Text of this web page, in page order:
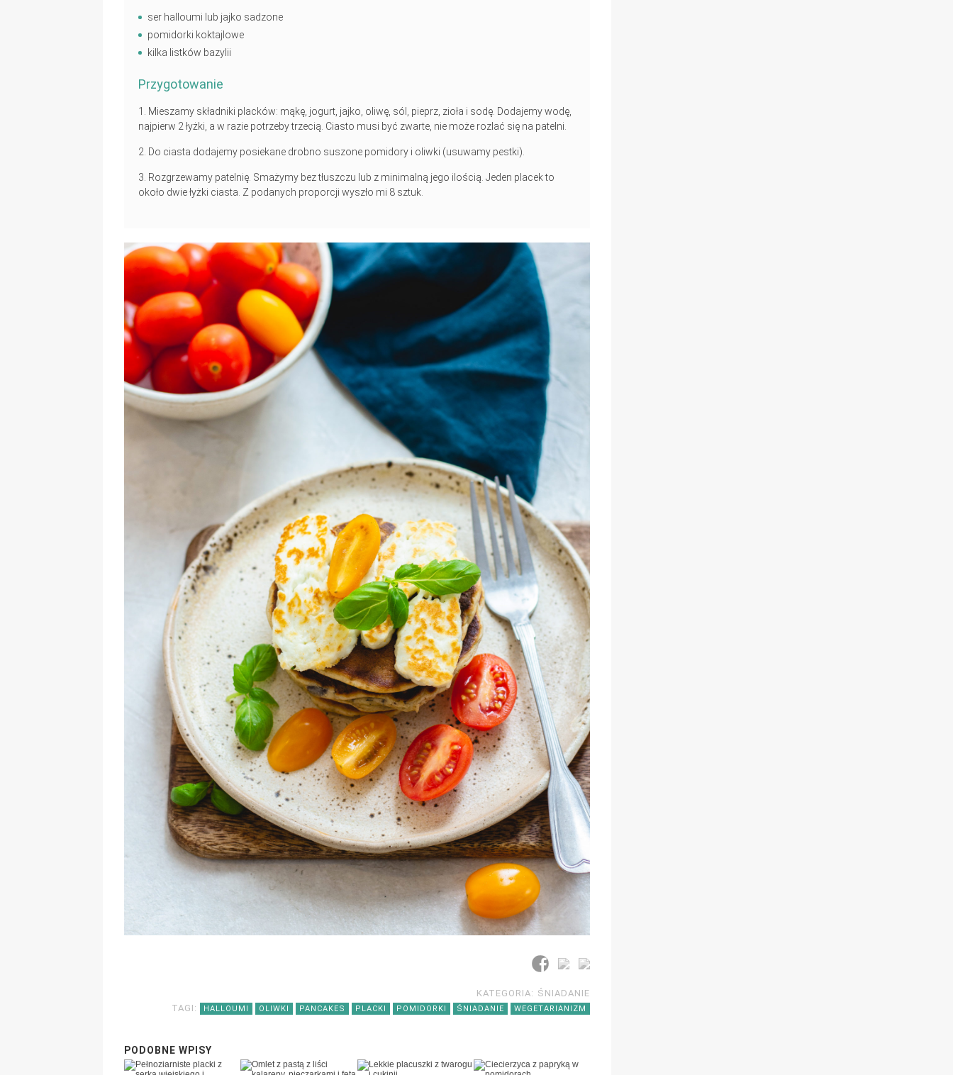
ser halloumi lub jajko sadzone
pomidorki koktajlowe
kilka listków bazylii
Przygotowanie
Mieszamy składniki placków: mąkę, jogurt, jajko, oliwę, sól, pieprz, zioła i sodę. Dodajemy wodę,
najpierw 2 łyżki, a w razie potrzeby trzecią. Ciasto musi być zwarte, nie może rozlać się na patelni.
Do ciasta dodajemy posiekane drobno suszone pomidory i oliwki (usuwamy pestki).
Rozgrzewamy patelnię. Smażymy bez tłuszczu lub z minimalną jego ilością. Jeden placek to
około dwie łyżki ciasta. Z podanych proporcji wyszło mi 8 sztuk.
ŚNIADANIE
KATEGORIA:
TAGI:
HALLOUMI OLIWKI PANCAKES PLACKI POMIDORKI ŚNIADANIE WEGETARIANIZM
PODOBNE WPISY